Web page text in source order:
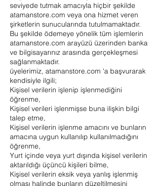
seviyede tutmak amacıyla hiçbir şekilde
atamanstore.com veya ona hizmet veren
şirketlerin sunucularında tutulmamaktadır.
Bu şekilde ödemeye yönelik tüm işlemlerin
atamanstore.com arayüzü üzerinden banka
ve bilgisayarınız arasında gerçekleşmesi
sağlanmaktadır.
üyelerimiz, atamanstore.com 'a başvurarak
kendisiyle ilgili;
Kişisel verilerin işlenip işlenmediğini
öğrenme,
Kişisel verileri işlenmişse buna ilişkin bilgi
talep etme,
Kişisel verilerin işlenme amacını ve bunların
amacına uygun kullanılıp kullanılmadığını
öğrenme,
Yurt içinde veya yurt dışında kişisel verilerin
aktarıldığı üçüncü kişileri bilme,
Kişisel verilerin eksik veya yanlış işlenmiş
olması halinde bunların düzeltilmesini